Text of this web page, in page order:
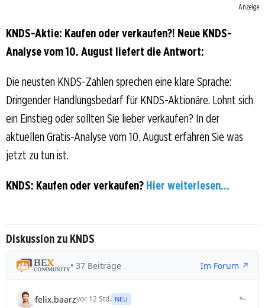
Anzeige
KNDS-Aktie: Kaufen oder verkaufen?! Neue KNDS-
Analyse vom 10. August liefert die Antwort:
Die neusten KNDS-Zahlen sprechen eine klare Sprache:
Dringender Handlungsbedarf für KNDS-Aktionäre. Lohnt sich
ein Einstieg oder sollten Sie lieber verkaufen? In der
aktuellen Gratis-Analyse vom 10. August erfahren Sie was
jetzt zu tun ist.
KNDS: Kaufen oder verkaufen? Hier weiterlesen...
Diskussion zu KNDS